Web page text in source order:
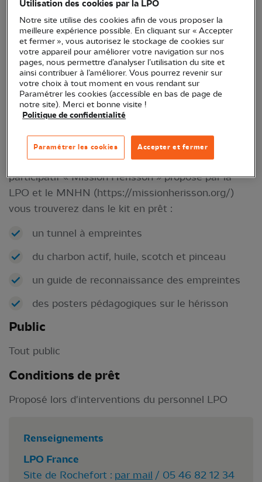
© LPO Occitanie
Description
Dans le cadre du programme d’inventaire
participatif « Mission Hérisson » proposé par la
LPO et le MNHN (https://missionherisson.org/)
vous trouverez dans le kit en prêt :
un tunnel à empreintes
du charbon actif, huile, scotch et pinceau
un guide de reconnaissance des empreintes
des posters pédagogiques sur le hérisson
Public
Tout public
Conditions de prêt
Proposé lors d'interventions du personnel LPO
Renseignements
LPO France
Site de Rochefort : par mail / 05 46 82 12 34
Utilisation des cookies par la LPO
Notre site utilise des cookies afin de vous proposer la
meilleure expérience possible. En cliquant sur « Accepter
et fermer », vous autorisez le stockage de cookies sur
votre appareil pour améliorer votre navigation sur nos
pages, nous permettre d’analyser l’utilisation du site et
ainsi contribuer à l’améliorer. Vous pourrez revenir sur
votre choix à tout moment en vous rendant sur
Paramétrer les cookies (accessible en bas de page de
notre site). Merci et bonne visite !
Politique de confidentialité
Accepter et fermer
Paramétrer les cookies